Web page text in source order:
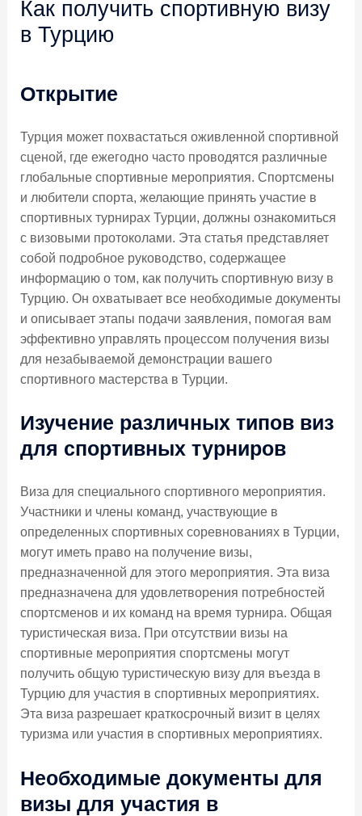
Как получить спортивную визу
в Турцию
Открытие
Турция может похвастаться оживленной спортивной
сценой, где ежегодно часто проводятся различные
глобальные спортивные мероприятия. Спортсмены
и любители спорта, желающие принять участие в
спортивных турнирах Турции, должны ознакомиться
с визовыми протоколами. Эта статья представляет
собой подробное руководство, содержащее
информацию о том, как получить спортивную визу в
Турцию. Он охватывает все необходимые документы
и описывает этапы подачи заявления, помогая вам
эффективно управлять процессом получения визы
для незабываемой демонстрации вашего
спортивного мастерства в Турции.
Изучение различных типов виз
для спортивных турниров
Виза для специального спортивного мероприятия.
Участники и члены команд, участвующие в
определенных спортивных соревнованиях в Турции,
могут иметь право на получение визы,
предназначенной для этого мероприятия. Эта виза
предназначена для удовлетворения потребностей
спортсменов и их команд на время турнира. Общая
туристическая виза. При отсутствии визы на
спортивные мероприятия спортсмены могут
получить общую туристическую визу для въезда в
Турцию для участия в спортивных мероприятиях.
Эта виза разрешает краткосрочный визит в целях
туризма или участия в спортивных мероприятиях.
Необходимые документы для
визы для участия в